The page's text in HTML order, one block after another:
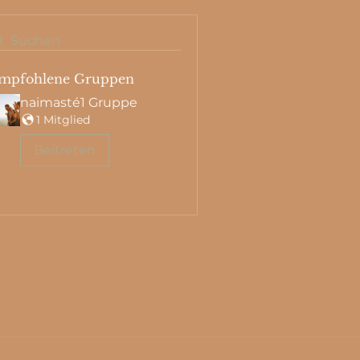
Suchen
Gruppen
naimasté1 Gruppe
1 Mitglied
Beitreten